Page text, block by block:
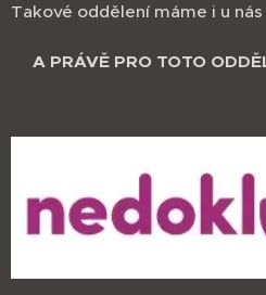
Takové oddělení máme i u
A PRÁVĚ PRO TOTO